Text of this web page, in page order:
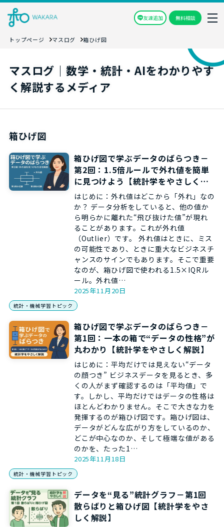
友達追加 無料相談
トップページ マスログ 箱ひげ図
マスログ｜数学・統計・AIをわかりやす
く解説するメディア
箱ひげ図
箱ひげ図で学ぶデータのばらつき－
第2回：1.5倍ルールで外れ値を簡単
に見つけよう【統計学をやさしく解
説】
はじめに：外れ値はどこから「外れ」なの
か？ データ分析をしていると、他の値か
ら明らかに離れた“飛び抜けた値”が現れ
ることがあります。これが外れ値
（Outlier）です。 外れ値はときに、ミス
の可能性であり、ときに重大なビジネスチ
ャンスのサインでもあります。そこで重要
なのが、箱ひげ図で使われる1.5×IQRル
ール。外れ値…
2025年11月20日
統計・機械学習トピック
箱ひげ図で学ぶデータのばらつき－
第1回：一本の箱で“データの性格”が
丸わかり【統計学をやさしく解説】
はじめに：平均だけでは見えない“データ
の顔つき” ビジネスデータを見るとき、多
くの人がまず確認するのは「平均値」で
す。しかし、平均だけではデータの性格は
ほとんどわかりません。そこで大きな力を
発揮するのが箱ひげ図です。箱ひげ図は、
データがどんな広がり方をしているのか、
どこが中心なのか、そして極端な値がある
のかを、たった1…
2025年11月18日
統計・機械学習トピック
データを“見る”統計グラフ－第1回
散らばりと箱ひげ図【統計学をやさ
しく解説】